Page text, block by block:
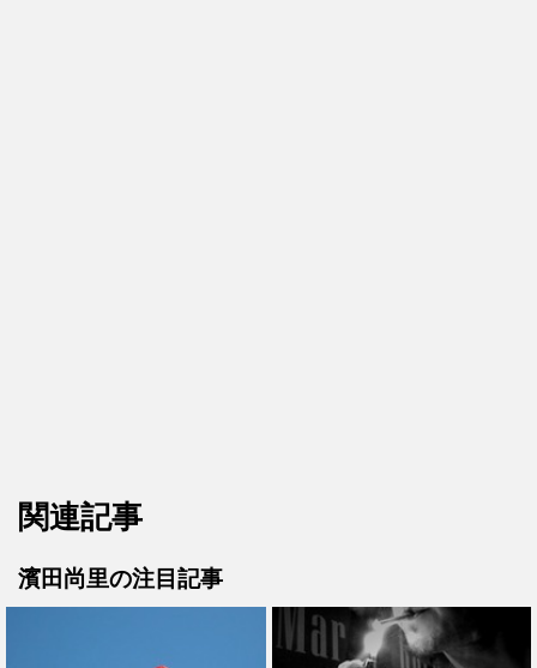
関連記事
濱田尚里の注目記事